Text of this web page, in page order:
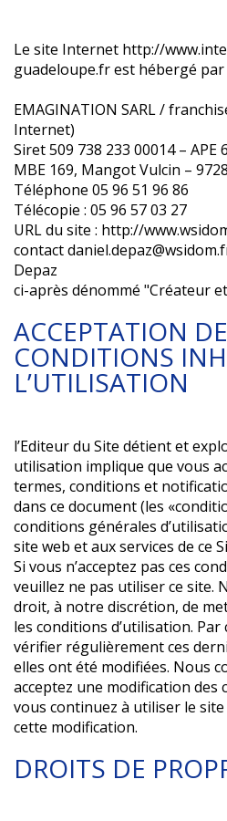
Le site Internet http://
guadeloupe.fr est hébergé par
EMAGINATION SARL /
Internet)
Siret 509 738 233 00014 – APE
MBE 169, Mangot Vulcin –
Téléphone 05 96 51 96 86
Télécopie : 05 96 57 03 27
URL du site : http://
contact
Depaz
ci-après dénommé "Créateur
ACCEPTATION
CONDITIONS
L’UTILISATION
l’Editeur du Site détient et
utilisation implique que vous
termes, conditions et
dans ce document (les
conditions générales
site web et aux services de ce
Si vous n’acceptez pas ces
veuillez ne pas utiliser ce site.
droit, à notre discrétion, de
les conditions d’utilisation.
vérifier régulièrement ces
elles ont été modifiées. Nous
acceptez une modification des
vous continuez à utiliser le
cette modification.
DROITS DE